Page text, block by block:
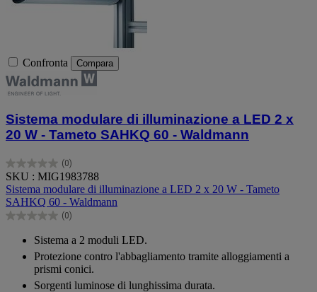
Confronta Compara
Sistema modulare di illuminazione a LED 2 x
20 W - Tameto SAHKQ 60 - Waldmann
(0)
0.0
su
5
stelle.
SKU : MIG1983788
Sistema modulare di illuminazione a LED 2 x 20 W - Tameto
SAHKQ 60 - Waldmann
(0)
0.0
stelle.
Sistema a 2 moduli LED.
Protezione contro l'abbagliamento tramite alloggiamenti a
prismi conici.
Sorgenti luminose di lunghissima durata.